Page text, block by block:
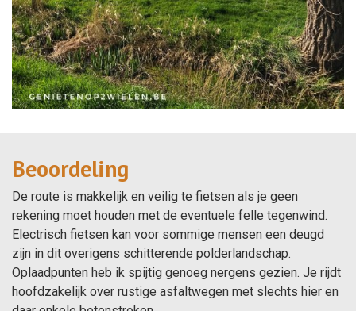
Beoordeling
De route is makkelijk en veilig te fietsen als je geen
rekening moet houden met de eventuele felle tegenwind.
Electrisch fietsen kan voor sommige mensen een deugd
zijn in dit overigens schitterende polderlandschap.
Oplaadpunten heb ik spijtig genoeg nergens gezien. Je rijdt
hoofdzakelijk over rustige asfaltwegen met slechts hier en